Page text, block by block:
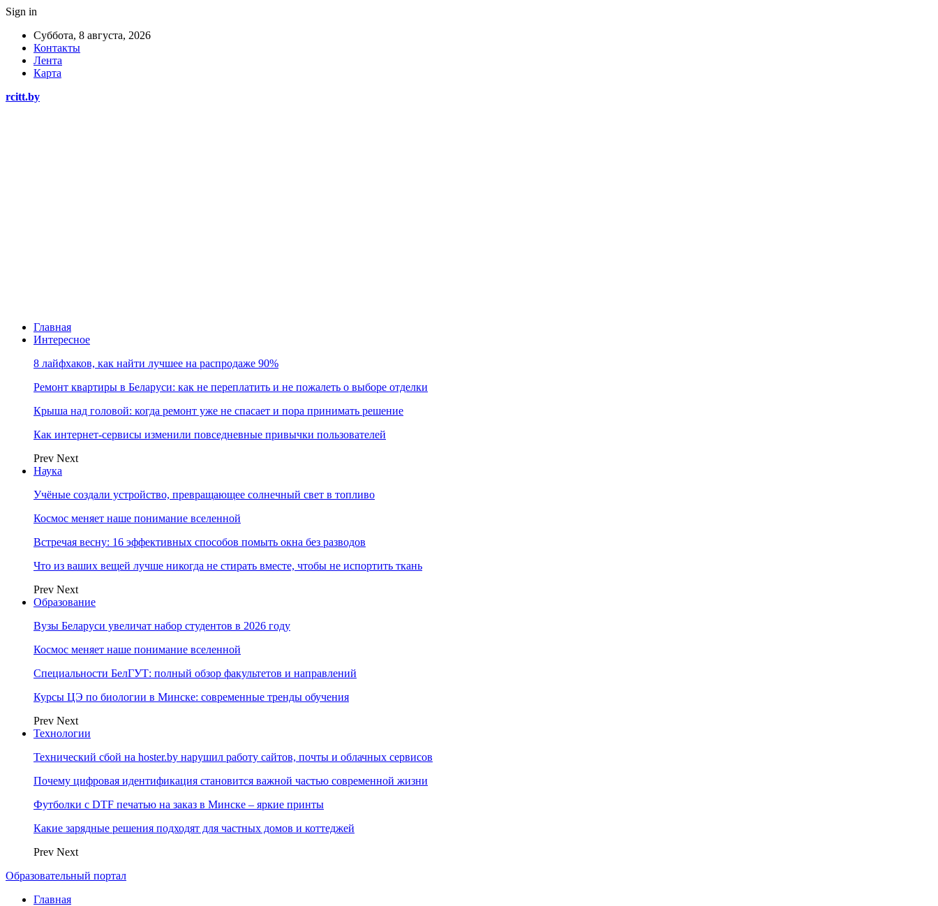
Sign in
Суббота, 8 августа, 2026
Контакты
Лента
Карта
rcitt.by
Главная
Интересное
8 лайфхаков, как найти лучшее на распродаже 90%
Ремонт квартиры в Беларуси: как не переплатить и не пожалеть о выборе отделки
Крыша над головой: когда ремонт уже не спасает и пора принимать решение
Как интернет-сервисы изменили повседневные привычки пользователей
Prev Next
Наука
Учёные создали устройство, превращающее солнечный свет в топливо
Космос меняет наше понимание вселенной
Встречая весну: 16 эффективных способов помыть окна без разводов
Что из ваших вещей лучше никогда не стирать вместе, чтобы не испортить ткань
Prev Next
Образование
Вузы Беларуси увеличат набор студентов в 2026 году
Космос меняет наше понимание вселенной
Специальности БелГУТ: полный обзор факультетов и направлений
Курсы ЦЭ по биологии в Минске: современные тренды обучения
Prev Next
Технологии
Технический сбой на hoster.by нарушил работу сайтов, почты и облачных сервисов
Почему цифровая идентификация становится важной частью современной жизни
Футболки с DTF печатью на заказ в Минске – яркие принты
Какие зарядные решения подходят для частных домов и коттеджей
Prev Next
Образовательный портал
Главная